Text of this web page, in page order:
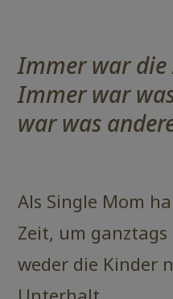
Immer war die
Immer war
war was
Als Single Mom
Zeit, um
weder die Kinder